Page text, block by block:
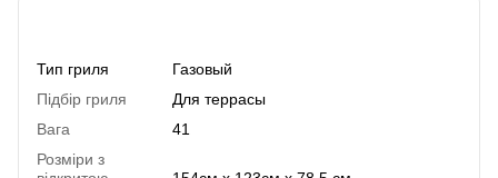
Тип гриля
Газовый
Підбір гриля
Для террасы
Вага
41
Розміри з